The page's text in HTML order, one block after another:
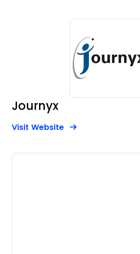
Journyx
Visit WebsiteOpens New Window